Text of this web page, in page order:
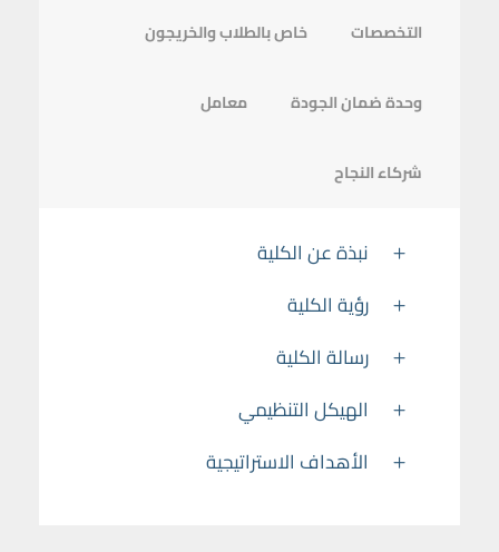
التخصصات خاص بالطلاب والخريجون
وحدة ضمان الجودة معامل
شركاء النجاح
نبذة عن الكلية
رؤية الكلية
رسالة الكلية
الهيكل التنظيمي
الأهداف الاستراتيجية